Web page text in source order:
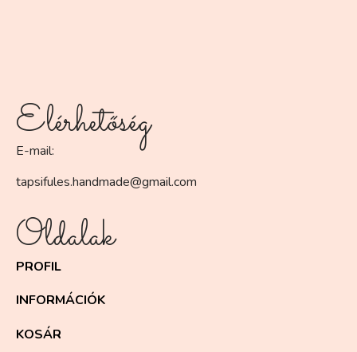
Elérhetőség
E-mail:
tapsifules.handmade@gmail.com
Oldalak
PROFIL
INFORMÁCIÓK
KOSÁR